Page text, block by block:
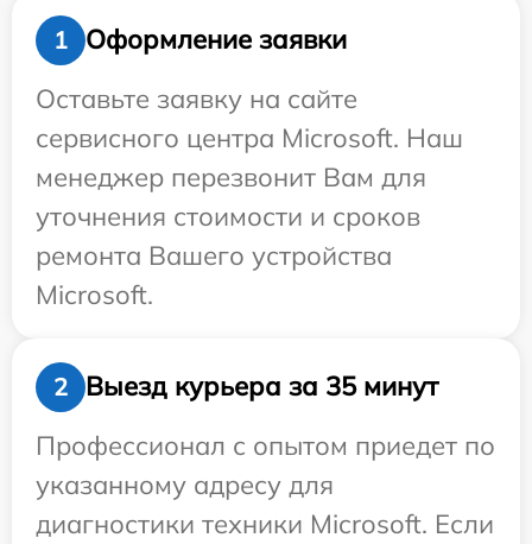
1
Оформление заявки
Оставьте заявку на сайте
сервисного центра Microsoft. Наш
менеджер перезвонит Вам для
уточнения стоимости и сроков
ремонта Вашего устройства
Microsoft.
2
Выезд курьера за 35 минут
Профессионал с опытом приедет по
указанному адресу для
диагностики техники Microsoft. Если